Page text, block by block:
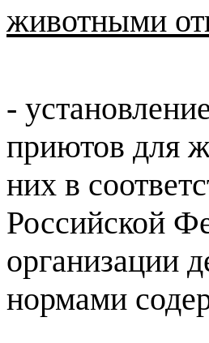
животными
-
приютов для
них в
Российской
организации
нормами